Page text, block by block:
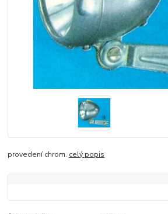
provedení chrom. celý popis